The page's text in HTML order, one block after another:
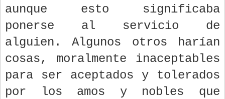
aunque esto significaba
ponerse al servicio de
alguien. Algunos otros harían
cosas, moralmente inaceptables
para ser aceptados y tolerados
por los amos y nobles que